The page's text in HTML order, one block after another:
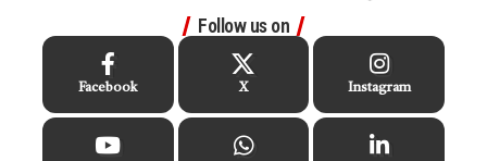
Follow us on
Facebook X Instagram